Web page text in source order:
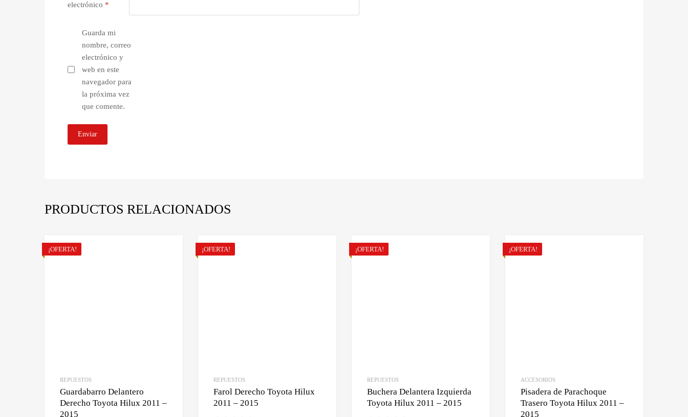
electrónico *
Guarda mi
nombre, correo
electrónico y
web en este
navegador para
la próxima vez
que comente.
PRODUCTOS RELACIONADOS
¡OFERTA!
REPUESTOS
Guardabarro Delantero
Derecho Toyota Hilux 2011 –
2015
¡OFERTA!
REPUESTOS
Farol Derecho Toyota Hilux
2011 – 2015
¡OFERTA!
REPUESTOS
Buchera Delantera Izquierda
Toyota Hilux 2011 – 2015
¡OFERTA!
ACCESORIOS
Pisadera de Parachoque
Trasero Toyota Hilux 2011 –
2015